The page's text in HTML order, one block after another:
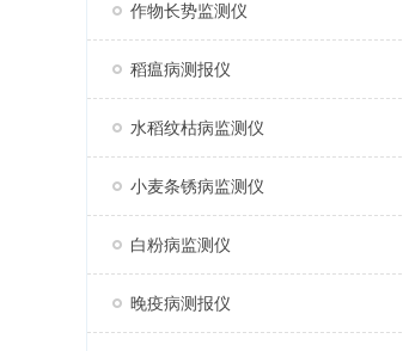
作物长势监测仪
稻瘟病测报仪
水稻纹枯病监测仪
小麦条锈病监测仪
白粉病监测仪
晚疫病测报仪